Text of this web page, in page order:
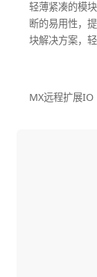
轻薄紧凑的模
断的易用性，
块解决方案，
MX远程扩展IO